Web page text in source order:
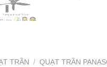
TRẦN / QUẠT TRẦN